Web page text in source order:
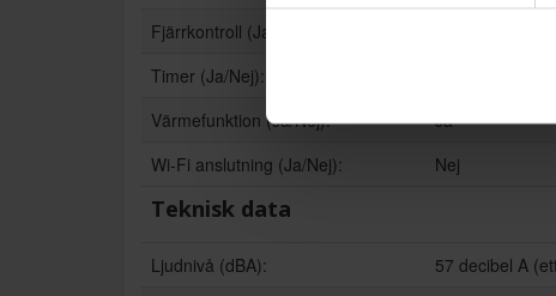
Fjärrkontroll (Ja/Nej):
Timer (Ja/Nej):
Värmefunktion (Ja/Nej):
Ja
Wi-Fi anslutning (Ja/Nej):
Nej
Teknisk data
Ljudnivå (dBA):
57 decibel A